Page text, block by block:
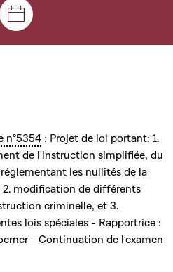
Séances et réunions
n°5354 : Projet de loi portant: 1.
de l'instruction simplifiée, du
les nullités de la
2. modification de différents
criminelle, et 3.
lois spéciales - Rapportrice :
- Continuation de l'examen